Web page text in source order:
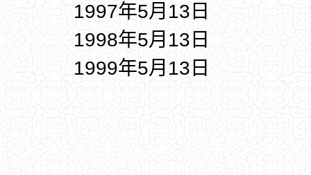
1997年5月13日
1998年5月13日
1999年5月13日